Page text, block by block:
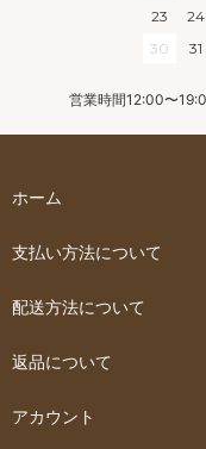
23
24
30
31
営業時間12:00〜
ホーム
支払い方法について
配送方法について
返品について
アカウント